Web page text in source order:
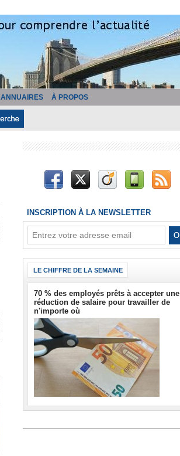
ANNUAIRES À PROPOS
INSCRIPTION À LA NEWSLETTER
LE CHIFFRE DE LA SEMAINE
70 % des employés prêts à accepter une
réduction de salaire pour travailler de
n'importe où